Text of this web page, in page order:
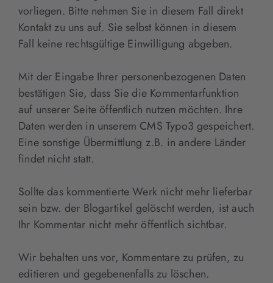
vorliegen. Bitte nehmen Sie in diesem Fall direkt
Kontakt zu uns auf. Sie selbst können in diesem
Fall keine rechtsgültige Einwilligung abgeben.
Mit der Eingabe Ihrer personenbezogenen Daten
bestätigen Sie, dass Sie die Kommentarfunktion
auf unserer Seite öffentlich nutzen möchten. Ihre
Daten werden in unserem CMS Typo3 gespeichert.
Eine sonstige Übermittlung z.B. in andere Länder
findet nicht statt.
Sollte das kommentierte Werk nicht mehr lieferbar
sein bzw. der Blogartikel gelöscht werden, ist auch
Ihr Kommentar nicht mehr öffentlich sichtbar.
Wir behalten uns vor, Kommentare zu prüfen, zu
editieren und gegebenenfalls zu löschen.